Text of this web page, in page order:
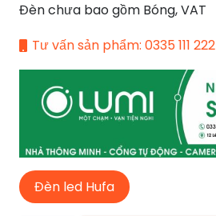
Đèn chưa bao gồm Bóng, VAT
Tư vấn sản phẩm: 0335 111 222
Đèn led Hufa